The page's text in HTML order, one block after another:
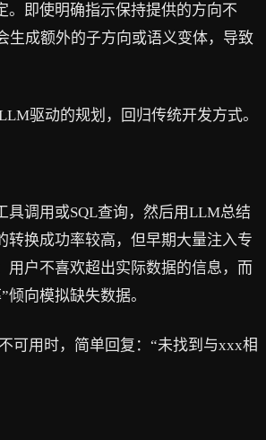
。即使明确指示保持提供的方向不
生成额外的子方向或语义变体，导致
驱动的规划，回归传统开发方式。
具调用或SQL查询，然后用LLM总结
转换成功率较高，但早期大量注入专
用户不喜欢超出实际数据的信息，而
向模拟缺失数据。
可用时，简单回复：“未找到与xxx相